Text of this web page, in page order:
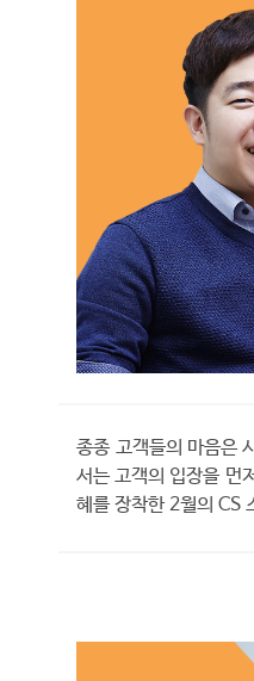
종종 고객들의 마음은
서는 고객의 입장을 먼
혜를 장착한 2월의 CS